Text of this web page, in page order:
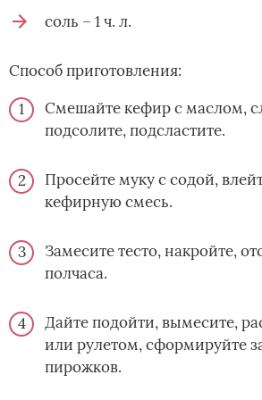
соль – 1 ч. л.
Способ приготовления:
Смешайте кефир с маслом,
подсолите, подсластите.
Просейте муку с содой,
кефирную смесь.
Замесите тесто, накройте,
полчаса.
Дайте подойти, вымесите,
или рулетом, сформируйте
пирожков.